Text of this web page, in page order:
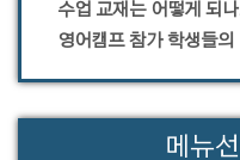
수업 교재는 어떻게 되
영어캠프 참가 학생들
메뉴